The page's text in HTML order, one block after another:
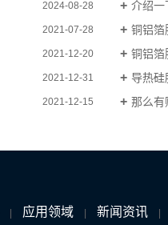
2024-08-28 介绍一
2021-07-28 铜铝箔
2021-12-20 铜铝箔
2021-12-31 导热硅
2021-12-15 那么有
| 应用领域 | 新闻资讯 |